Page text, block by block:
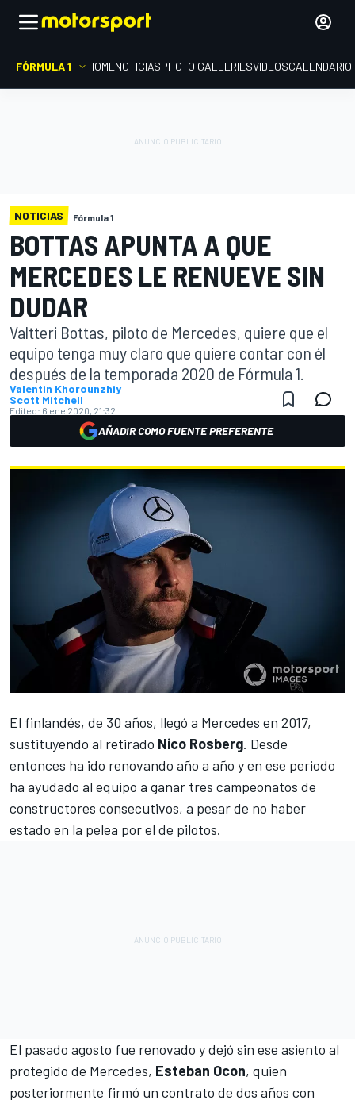
FÓRMULA 1 HOMENOTICIASPHOTO GALLERIESVIDEOSCALENDARIO
NOTICIAS Fórmula 1
BOTTAS APUNTA A QUE
MERCEDES LE RENUEVE SIN
DUDAR
Valtteri Bottas, piloto de Mercedes, quiere que el
equipo tenga muy claro que quiere contar con él
después de la temporada 2020 de Fórmula 1.
Valentin Khorounzhiy
Scott Mitchell
Edited: 6 ene 2020, 21:32
AÑADIR COMO FUENTE PREFERENTE
El finlandés, de 30 años, llegó a Mercedes en 2017,
sustituyendo al retirado Nico Rosberg. Desde
entonces ha ido renovando año a año y en ese periodo
ha ayudado al equipo a ganar tres campeonatos de
constructores consecutivos, a pesar de no haber
estado en la pelea por el de pilotos.
El pasado agosto fue renovado y dejó sin ese asiento al
protegido de Mercedes, Esteban Ocon, quien
posteriormente firmó un contrato de dos años con